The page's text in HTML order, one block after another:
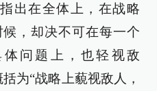
出在全体上，在战略
候，却决不可在每一个
问题上，也轻视敌
为“战略上藐视敌人，